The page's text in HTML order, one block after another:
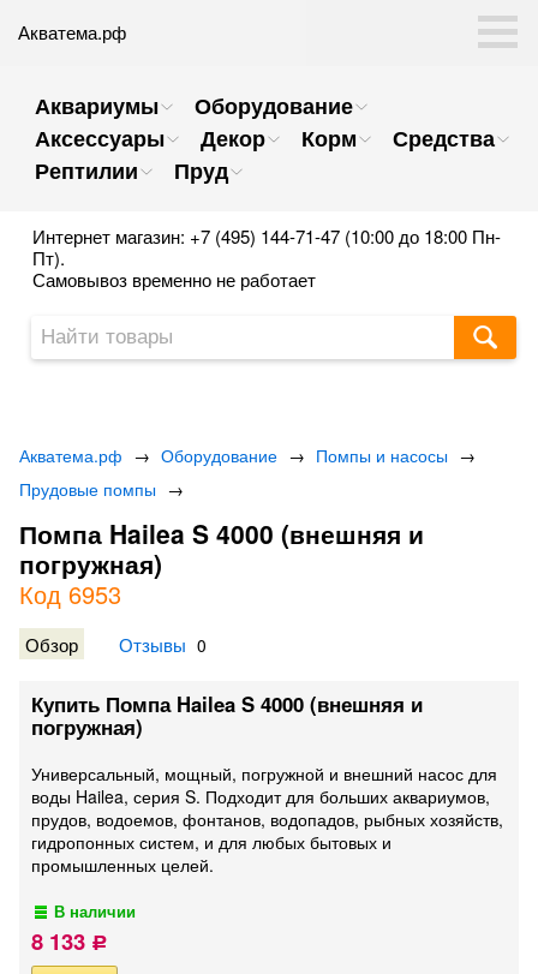
Акватема.рф
Аквариумы
Оборудование
Аксессуары
Декор Корм
Средства
Рептилии
Пруд
Интернет магазин: +7 (495) 144-71-47 (10:00 до 18:00 Пн-
Пт).
Самовывоз временно не работает
Акватема.рф → Оборудование → Помпы и насосы →
Прудовые помпы →
Помпа Hailea S 4000 (внешняя и
погружная)
Код 6953
Обзор Отзывы 0
Купить Помпа Hailea S 4000 (внешняя и
погружная)
Универсальный, мощный, погружной и внешний насос для
воды Hailea, серия S. Подходит для больших аквариумов,
прудов, водоемов, фонтанов, водопадов, рыбных хозяйств,
гидропонных систем, и для любых бытовых и
промышленных целей.
В наличии
8 133 Р